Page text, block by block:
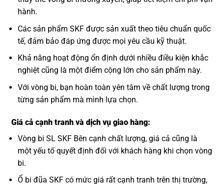
hành.
Các sản phẩm SKF được sản xuất theo tiêu chuẩn quốc
tế, đảm bảo đáp ứng được mọi yêu cầu kỹ thuật.
Khả năng hoạt động ổn định dưới nhiều điều kiện khắc
nghiệt cũng là một điểm cộng lớn cho sản phẩm này.
Với vòng bi, bạn hoàn toàn yên tâm về chất lượng trong
từng sản phẩm mà mình lựa chọn.
Giá cả cạnh tranh và dịch vụ giao hàng:
Vòng bi SL SKF Bên cạnh chất lượng, giá cả cũng là
một yếu tố quyết định đối với khách hàng khi chọn vòng
bi.
Ổ bi đũa SKF có mức giá rất cạnh tranh trên thị trường,